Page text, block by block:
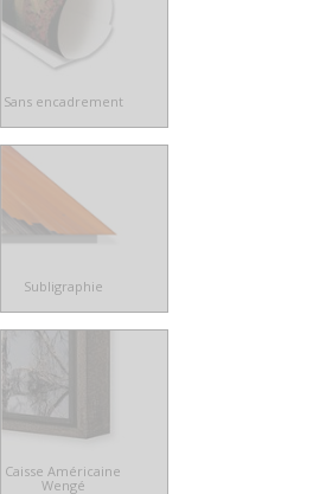
Sans encadrement
Subligraphie
Caisse Américaine
Wengé